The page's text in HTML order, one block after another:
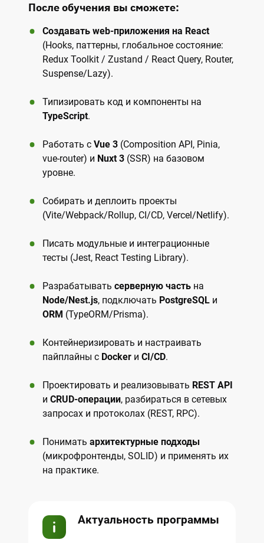
После обучения вы сможете:
Создавать web-приложения на React
(Hooks, паттерны, глобальное состояние:
Redux Toolkit / Zustand / React Query, Router,
Suspense/Lazy).
Типизировать код и компоненты на
TypeScript.
Работать с Vue 3 (Composition API, Pinia,
vue-router) и Nuxt 3 (SSR) на базовом
уровне.
Собирать и деплоить проекты
(Vite/Webpack/Rollup, CI/CD, Vercel/Netlify).
Писать модульные и интеграционные
тесты (Jest, React Testing Library).
Разрабатывать серверную часть на
Node/Nest.js, подключать PostgreSQL и
ORM (TypeORM/Prisma).
Контейнеризировать и настраивать
пайплайны с Docker и CI/CD.
Проектировать и реализовывать REST API
и CRUD-операции, разбираться в сетевых
запросах и протоколах (REST, RPC).
Понимать архитектурные подходы
(микрофронтенды, SOLID) и применять их
на практике.
Актуальность программы